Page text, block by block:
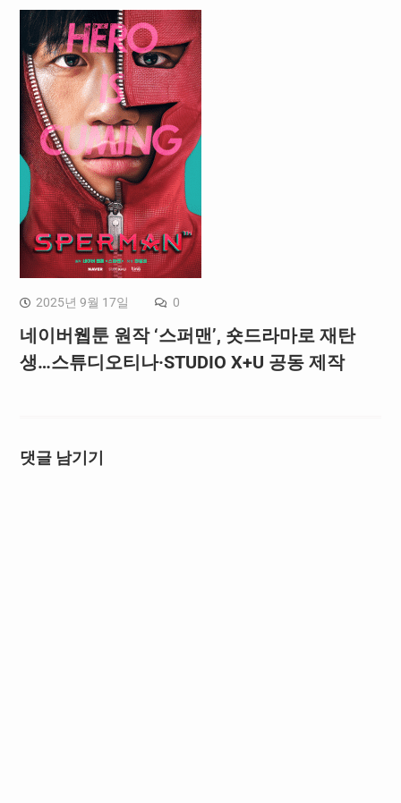
2025년 9월 17일 0
네이버웹툰 원작 ‘스퍼맨’, 숏드라마로 재탄
생…스튜디오티나·STUDIO X+U 공동 제작
댓글 남기기